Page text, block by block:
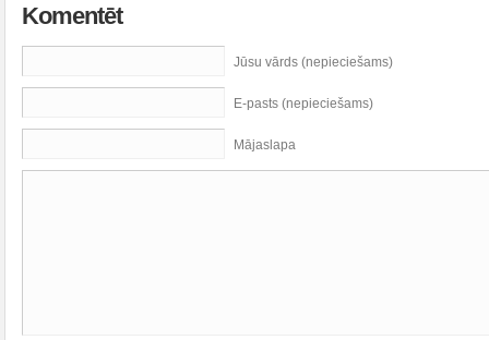
Komentēt
Jūsu vārds (nepieciešams)
E-pasts (nepieciešams)
Mājaslapa